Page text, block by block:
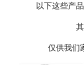
以下这些产
仅供我们